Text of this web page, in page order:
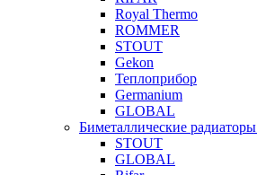
Royal Thermo
ROMMER
STOUT
Gekon
Теплоприбор
Germanium
GLOBAL
Биметаллические радиаторы
STOUT
GLOBAL